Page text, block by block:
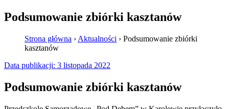
Podsumowanie zbiórki kasztanów
Strona główna › Aktualności › Podsumowanie zbiórki
kasztanów
Data publikacji: 3 listopada 2022
Podsumowanie zbiórki kasztanów